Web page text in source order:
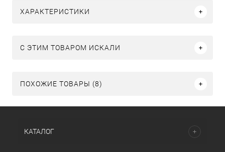
ХАРАКТЕРИСТИКИ
C ЭТИМ ТОВАРОМ ИСКАЛИ
ПОХОЖИЕ ТОВАРЫ (8)
КАТАЛОГ